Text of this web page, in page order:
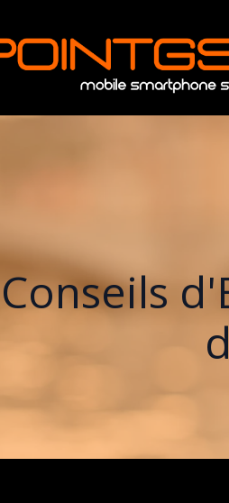
Conseils